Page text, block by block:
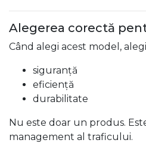
Alegerea corectă
Când alegi acest model,
siguranță
eficiență
durabilitate
Nu este doar un produs.
management al traficului.